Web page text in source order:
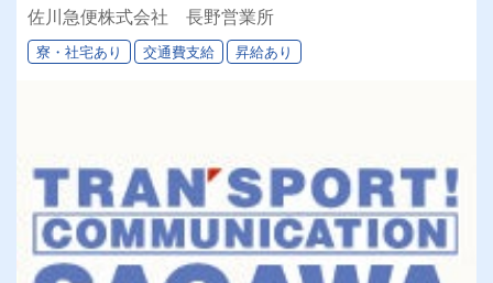
佐川急便株式会社 長野営業所
寮・社宅あり 交通費支給 昇給あり